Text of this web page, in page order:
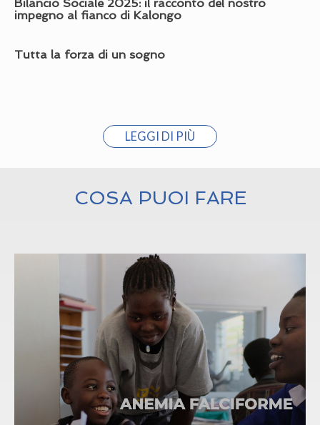
Bilancio Sociale 2025: il racconto del nostro
impegno al fianco di Kalongo
Tutta la forza di un sogno
LEGGI DI PIÙ
COSA PUOI FARE